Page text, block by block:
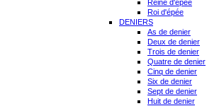
Reine d'épée
Roi d'épée
DENIERS
As de denier
Deux de denier
Trois de denier
Quatre de denier
Cinq de denier
Six de denier
Sept de denier
Huit de denier